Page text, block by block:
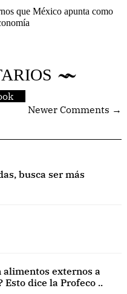
que México apunta como
Newer Comments →
busca ser más
alimentos externos a
dice la Profeco ..